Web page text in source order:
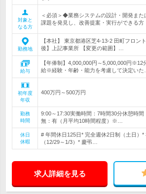
対象と
なる方
＜必須＞◆業務システムの設計・開発ま
課題を発見し、改善提案・実行ができる方
勤務地
【本社】 東京都港区芝4-13-2 田町フロン
後】上記事業所 【変更の範囲】…
給与
【年俸制】4,000,000円～5,000,000円※12
給※経験・年齢・能力を考慮して決定いた…
初年度
年収
400万円～500万円
勤務
時間
9:00～17:30実働時間：7時間30分休憩時
無：有（月平均10時間程度）※…
休日
休暇
# 年間休日125日* 完全週休2日制（土日）*
（12/29～1/3）* 慶弔…
求人詳細を見る